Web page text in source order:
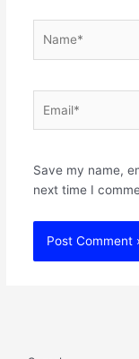
Save my name,
next time I